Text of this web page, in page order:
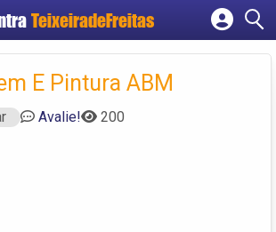
TeixeiradeFreitas
Cadastrar empresa
Criar conta
E Pintura ABM
Avalie! 200